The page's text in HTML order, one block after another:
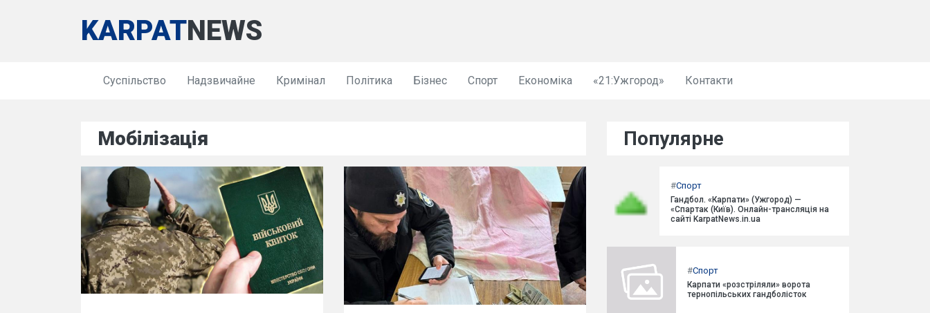
KARPATNEWS
Суспільство Надзвичайне Кримінал Політика Бізнес Спорт Економіка «21:Ужгород» Контакти
Мобілізація Популярне
#Спорт
Гандбол. «Карпати» (Ужгород) —
«Спартак (Київ). Онлайн-трансляція на
сайті KarpatNews.in.ua
#Спорт
Карпати «розстріляли» ворота
тернопільських гандболісток